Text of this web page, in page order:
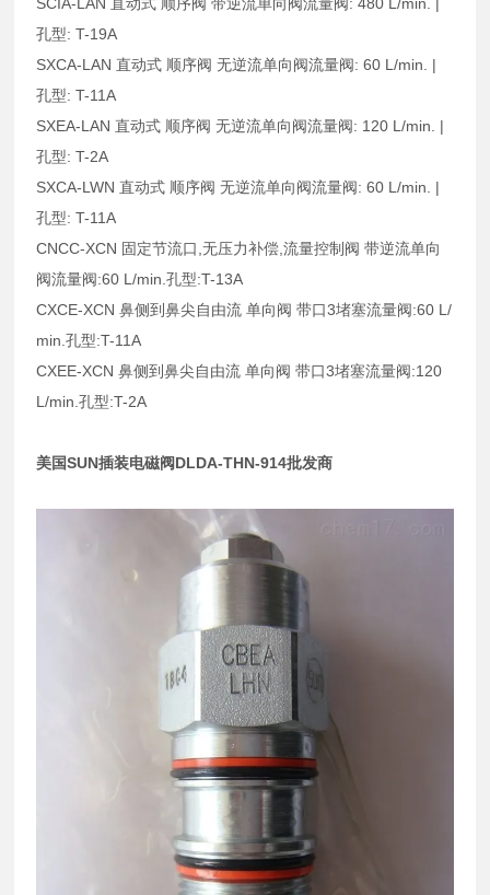
孔型: T-19A
SXCA-LAN 直动式 顺序阀 无逆流单向阀流量阀: 60 L/min. |
孔型: T-11A
SXEA-LAN 直动式 顺序阀 无逆流单向阀流量阀: 120 L/min. |
孔型: T-2A
SXCA-LWN 直动式 顺序阀 无逆流单向阀流量阀: 60 L/min. |
孔型: T-11A
CNCC-XCN 固定节流口,无压力补偿,流量控制阀 带逆流单向
阀流量阀:60 L/min.孔型:T-13A
CXCE-XCN 鼻侧到鼻尖自由流 单向阀 带口3堵塞流量阀:60 L/
min.孔型:T-11A
CXEE-XCN 鼻侧到鼻尖自由流 单向阀 带口3堵塞流量阀:120
L/min.孔型:T-2A
美国SUN插装电磁阀DLDA-THN-914批发商